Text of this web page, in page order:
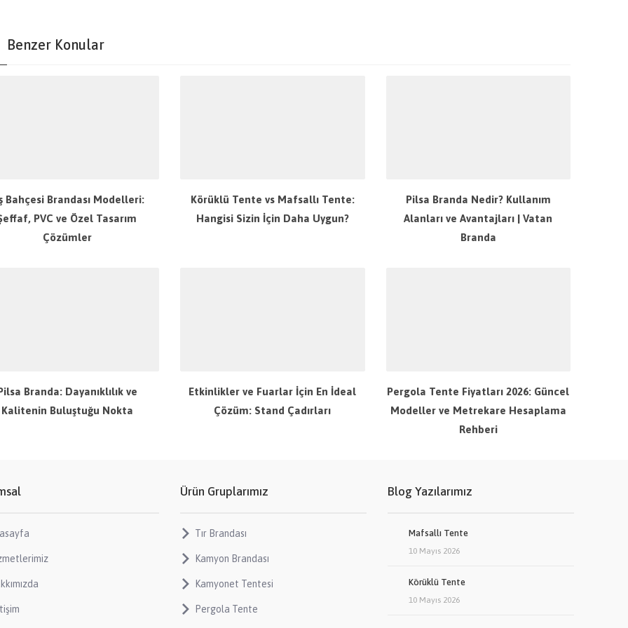
Benzer Konular
Bahçesi Brandası Modelleri:
PVC ve Özel Tasarım
Çözümler
Körüklü Tente vs Mafsallı Tente:
Hangisi Sizin İçin Daha Uygun?
Pilsa Branda Nedir? Kullanım
Alanları ve Avantajları | Vatan
Branda
Branda: Dayanıklılık ve
Kalitenin Buluştuğu Nokta
Etkinlikler ve Fuarlar İçin En İdeal
Çözüm: Stand Çadırları
Pergola Tente Fiyatları 2026: Güncel
Modeller ve Metrekare Hesaplama
Rehberi
Ürün Gruplarımız
Tır Brandası
Kamyon Brandası
Kamyonet Tentesi
Pergola Tente
Blog Yazılarımız
Mafsallı Tente
10 Mayıs 2026
Körüklü Tente
10 Mayıs 2026